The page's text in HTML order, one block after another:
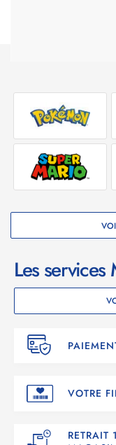
Les
VOTRE